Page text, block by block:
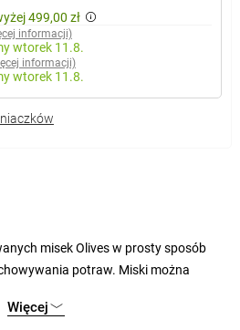
499,00 zł
informacji)
wtorek 11.8.
informacji)
wtorek 11.8.
misek Olives w prosty sposób
potraw. Miski można
Więcej